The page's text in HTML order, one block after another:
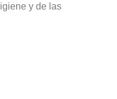
y de las